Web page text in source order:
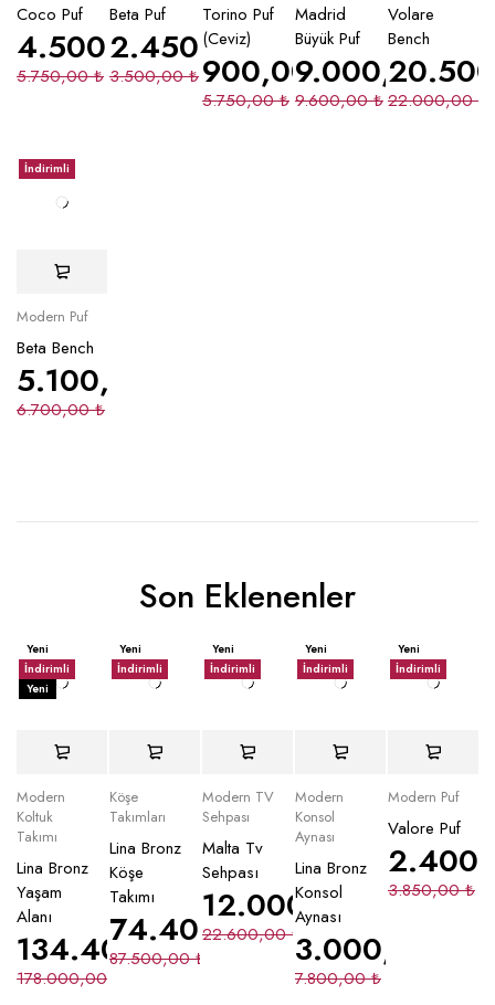
Coco Puf
5.750,00₺
4.500,00₺
Beta Puf
3.500,00₺
2.450,00
Torino Puf
(Ceviz)
5.750,00₺
900,00₺
Madrid
Büyük Puf
9.600,00₺
9.000,00₺
Volare
Bench
22.000,00
İndirimli
Modern Puf
Beta Bench
6.700,00₺
5.100,00
Son Eklenenler
Yeni
İndirimli
Yeni
Modern
Koltuk
Takımı
Lina Bronz
Yaşam
Alanı
178.000,00
134.400,00₺
Yeni
İndirimli
Köşe
Takımları
Lina Bronz
Köşe
Takımı
87.500,00₺
74.400,00₺
Yeni
İndirimli
Modern TV
Sehpası
Malta Tv
Sehpası
22.600,00₺
12.000,00
Yeni
İndirimli
Modern
Konsol
Aynası
Lina Bronz
Konsol
Aynası
7.800,00₺
3.000,00
Yeni
İndirimli
Modern Puf
Valore Puf
3.850,00₺